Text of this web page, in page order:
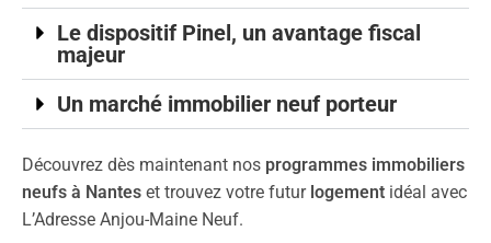
Le dispositif Pinel, un avantage fiscal
majeur
Un marché immobilier neuf porteur
Découvrez dès maintenant nos programmes immobiliers
neufs à Nantes et trouvez votre futur logement idéal avec
L’Adresse Anjou-Maine Neuf.